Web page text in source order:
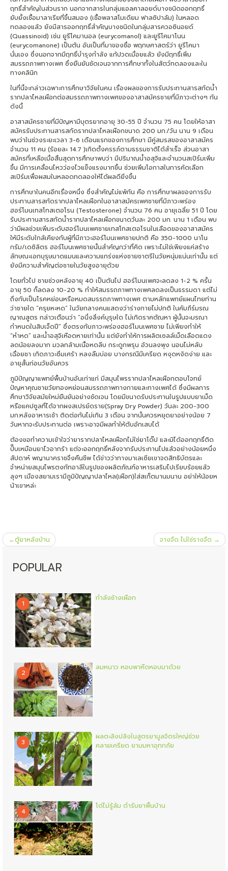
ฤทธิ์สำคัญในส่วนราก นอกจากสารในกลุ่มแอลคาลอยด์บางชนิดออกฤทธิ์
ยับยั้งเชื้อมาลาเรียที่ขึ้นสมอง (เชื้อพลาสโมเดียม ฟาลซิปาลัม) ในหลอด
ทดลองแล้ว ยังมีสารออกฤทธิ์สำคัญบางชนิดในกลุ่มสารควอซินอยด์
(Quassinoid) เช่น ยูรีโคมานอล (eurycomanol) และยูรีโคมาโนน
(eurycomanone) เป็นต้น อันเป็นที่มาของชื่อ พฤกษศาสตร์ว่า ยูรีโคมา
นั่นเอง ซึ่งนอกจากมีฤทธิ์บำรุงกำลัง แก้ปวดเมื่อยแล้ว ยังมีฤทธิ์เพิ่ม
สมรรถภาพทางเพศ ซึ่งยืนยันชัดเจนจากการศึกษาทั้งในสัตว์ทดลองและใน
ทางคลินิก
ในที่นี้จะกล่าวเฉพาะการศึกษาวิจัยในคน เรื่องผลของการรับประทานสารสกัดน้ำ
รากปลาไหลเผือกต่อสมรรถภาพทางเพศของอาสาสมัครชายที่มีภาวะต่างๆ กัน
ดังนี้
อาสาสมัครชายที่มีปัญหามีบุตรยากอายุ 30-55 ปี จำนวน 75 คน โดยให้อาสา
สมัครรับประทานสารสกัดรากปลาไหลเผือกขนาด 200 มก./วัน นาน 9 เดือน
พบว่าในช่วงระยะเวลา 3-6 เดือนแรกของการศึกษา มีคู่สมรสของอาสาสมัคร
จำนวน 11 คน (ร้อยละ 14.7 )เกิดตั้งครรภ์ตามธรรมชาติได้สำเร็จ ส่วนอาสา
สมัครที่เหลือเมื่อสิ้นสุดการศึกษาพบว่า มีปริมาณน้ำอสุจิและจำนวนสเปิร์มเพิ่ม
ขึ้น มีการเคลื่อนไหวว่องไวแข็งแรงมากขึ้น ช่วยเพิ่มโอกาสในการคัดเลือก
สเปิร์มเพื่อผสมในหลอดทดลองให้ได้ผลดียิ่งขึ้น
การศึกษาในคนอีกเรื่องหนึ่ง ซึ่งสำคัญไม่แพ้กัน คือ การศึกษาผลของการรับ
ประทานสารสกัดรากปลาไหลเผือกในอาสาสมัครเพศชายที่มีภาวะพร่อง
ฮอร์โมนเทสโทสเตอโรน (Testosterone) จำนวน 76 คน อายุเฉลี่ย 51 ปี โดย
รับประทานสารสกัดน้ำรากปลาไหลเผือกขนาดวันละ 200 มก. นาน 1 เดือน พบ
ว่ามีผลช่วยเพิ่มระดับฮอร์โมนเพศชายเทสโทสเตอโรนในเลือดของอาสาสมัคร
ให้มีระดับใกล้เคียงกับผู้ที่มีภาวะฮอร์โมนเพศชายปกติ คือ 350-1000 นาโน
กรัม/เดซิลิตร ฮอร์โมนเพศชายนั้นสำคัญกว่าที่คิด เพราะไม่ใช่เพียงแค่สร้าง
ลักษณะเอกบุรุษมาดแมนและความแกร่งแห่งชายชาตรีในวัยหนุ่มแน่นเท่านั้น แต่
ยังมีความสำคัญต่อชายในวัยสูงอายุด้วย
โดยทั่วไป ชายช่วงหลังอายุ 40 เป็นต้นไป ฮอร์โมนเพศจะลดลง 1-2 % ครั้น
อายุ 50 ก็ลดลง 10-20 % ทำให้สมรรถภาพทางเพศลดลงเป็นธรรมดา แต่ไม่
ถึงกับเป็นโรคหย่อนหรือหมดสมรรถภาพทางเพศ ตามหลักแพทย์แผนไทยท่าน
ว่าชายใด “ครุยหะหด” ในวัยกลางคนแสดงว่าร่างกายไม่ปกติ ในคัมภีร์มรณ
ญาณสูตร กล่าวเตือนว่า “อนึ่งลึงค์บุรุษใด ไม่เกิดราคตัณหา ผู้นั้นจะมรณา
กำหนดในสิบเจ็ดปี” ซึ่งตรงกับภาวะพร่องฮอร์โมนเพศชาย ไม่เพียงทำให้
“หำหด” และน้ำอสุจิเหือดหายเท่านั้น แต่ยังทำให้การผลิตเซลล์เม็ดเลือดแดง
ลดน้อยลงมาก มวลกล้ามเนื้อหดลีบ กระดูกพรุน อ้วนลงพุง นอนไม่หลับ
เฉื่อยชา เกิดภาวะซึมเศร้า หลงลืมบ่อย บางกรณีมีเครียด หงุดหงิดง่าย และ
อายุสั้นก่อนวัยอันควร
ภูมิปัญญาแพทย์พื้นบ้านอันเก่าแก่ มีสมุนไพรรากปลาไหลเผือกตอบโจทย์
ปัญหาคุณชายวัยทองหย่อนสมรรถภาพทางกายและทางเพศได้ ซึ่งมีผลการ
ศึกษาวิจัยสมัยใหม่ยืนยันอย่างชัดเจน โดยมีขนาดรับประทานในรูปแบบยาเม็ด
หรือแคปซูลที่ได้จากผงสเปรย์ดราย(Spray Dry Powder) วันละ 200-300
มก.หลังอาหารเช้า ติดต่อกันไม่เกิน 3 เดือน จากนั้นควรหยุดยาอย่างน้อย 7
วันหากจะรับประทานต่อ เพราะอาจมีผลทำให้ตับอักเสบได้
ต้องขอทำความเข้าใจว่ายารากปลาไหลเผือกไม่ใช่ยาโด๊ป และมิได้ออกฤทธิ์ติด
ปั๊บเหมือนยาไวอากร้า แต่จะออกฤทธิ์หลังจากรับประทานไปแล้วอย่างน้อยหนึ่ง
สัปดาห์ พญานาคราชจึงคืนชีพ ได้ข่าวว่าทางมาเลเซียเขาจดสิทธิบัตรและ
จำหน่ายสมุนไพรตงกัทอาลีในรูปของผลิตภัณฑ์อาหารเสริมไปเรียบร้อยแล้ว
ลุงๆ เมืองสยามเรามีภูมิปัญญาปลาไหล(เผือก)ใส่สเก็ตมานมนาน อย่าให้น้อยห
น้าเขาหล่ะ
แนะแนว
เรื่อง
ตู้ยาหลังบ้าน จางจืด ไม่ใช่รางจืด
POPULAR
1
กำลังช้างเผือก
2
ลมหนาว หอบพาหืดหอบมาด้วย
3
ผลตะลิงปลิงในสูตรยามูลจิตรใหญ่ช่วย
คลายเครียด ยามมหาอุทกภัย
4
โด่ไม่รู้ล้ม ตำรับยาพื้นบ้าน